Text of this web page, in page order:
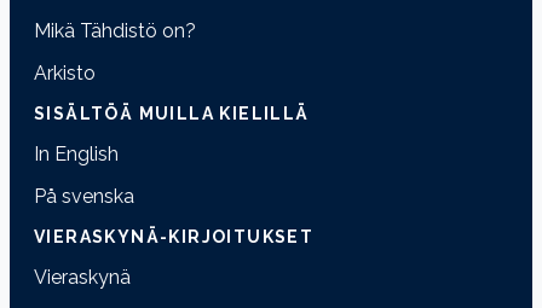
Mikä Tähdistö on?
Arkisto
SISÄLTÖÄ MUILLA KIELILLÄ
In English
På svenska
VIERASKYNÄ-KIRJOITUKSET
Vieraskynä